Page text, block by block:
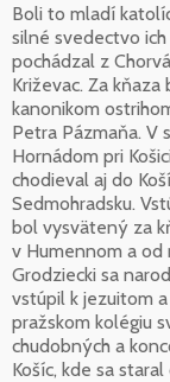
Boli to mladí
silné svedectvo ich
pochádzal z
Križevac. Za
kanonikom
Petra Pázmaňa. V
Hornádom pri
chodieval aj do
Sedmohradsku.
bol vysvätený za
v Humennom a od
Grodziecki sa
vstúpil k jezuitom
pražskom kolégiu
chudobných a
Košíc, kde sa